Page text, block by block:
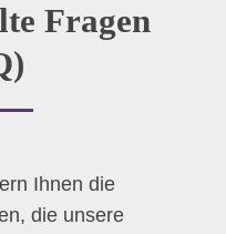
Fragen
Ihnen die
die unsere